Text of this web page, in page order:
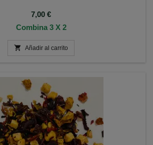
Precio
7,00 €
Combina 3 X 2
 Añadir al carrito